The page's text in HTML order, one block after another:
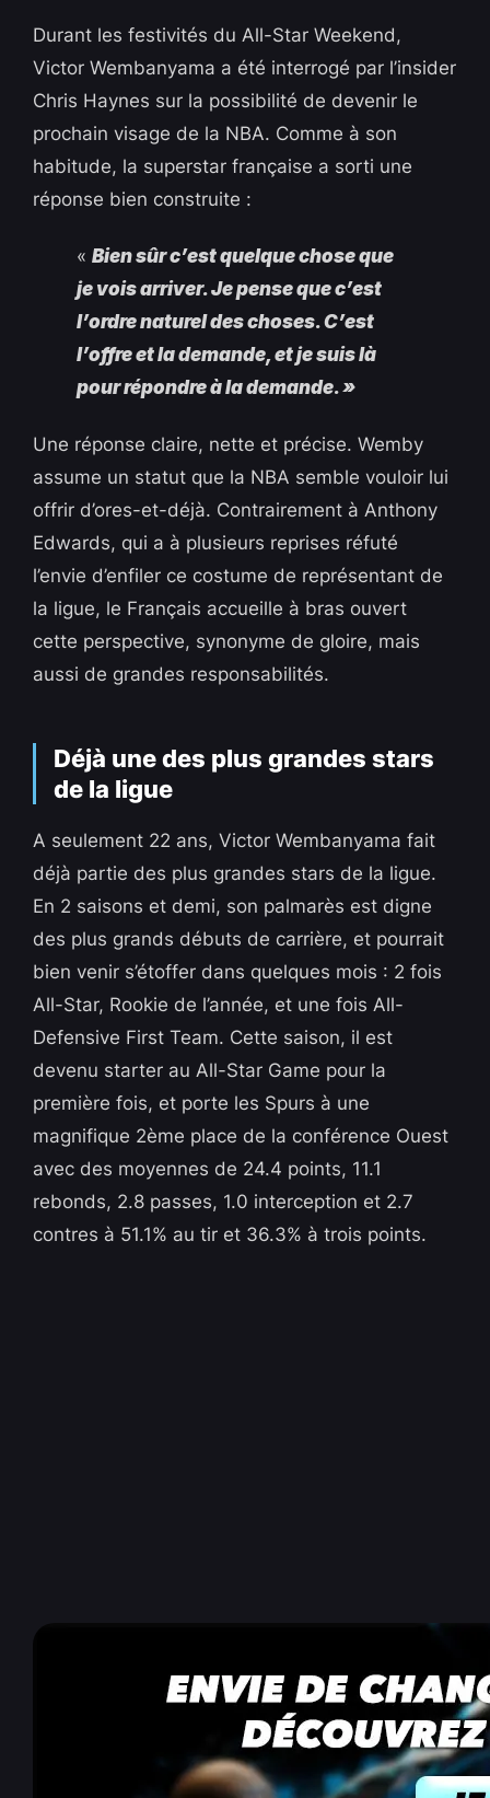
Durant les festivités du All-Star Weekend,
Victor Wembanyama a été interrogé par l’insider
Chris Haynes sur la possibilité de devenir le
prochain visage de la NBA. Comme à son
habitude, la superstar française a sorti une
réponse bien construite :
«Bien sûr c’est quelque chose que
je vois arriver. Je pense que c’est
l’ordre naturel des choses. C’est
l’offre et la demande, et je suis là
pour répondre à la demande. »
Une réponse claire, nette et précise. Wemby
assume un statut que la NBA semble vouloir lui
offrir d’ores-et-déjà. Contrairement à Anthony
Edwards, qui a à plusieurs reprises réfuté
l’envie d’enfiler ce costume de représentant de
la ligue, le Français accueille à bras ouvert
cette perspective, synonyme de gloire, mais
aussi de grandes responsabilités.
Déjà une des plus grandes stars
de la ligue
A seulement 22 ans, Victor Wembanyama fait
déjà partie des plus grandes stars de la ligue.
En 2 saisons et demi, son palmarès est digne
des plus grands débuts de carrière, et pourrait
bien venir s’étoffer dans quelques mois : 2 fois
All-Star, Rookie de l’année, et une fois All-
Defensive First Team. Cette saison, il est
devenu starter au All-Star Game pour la
première fois, et porte les Spurs à une
magnifique 2ème place de la conférence Ouest
avec des moyennes de 24.4 points, 11.1
rebonds, 2.8 passes, 1.0 interception et 2.7
contres à 51.1% au tir et 36.3% à trois points.